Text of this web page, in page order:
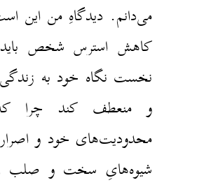
می‌دانم. دیدگاهِ من این
کاهش استرس شخص
نخست نگاه خود به زندگی
و منعطف کند چرا که
محدودیت‌های خود و اصرار
شیوه‌هایِ سخت و صلب